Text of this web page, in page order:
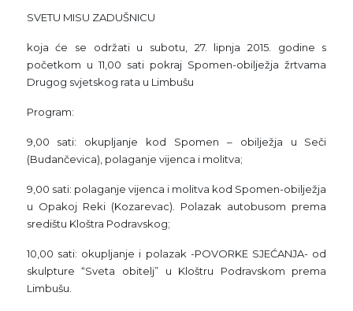
SVETU MISU ZADUŠNICU
koja će se održati u subotu, 27. lipnja 2015. godine s
početkom u 11,00 sati pokraj Spomen-obilježja žrtvama
Drugog svjetskog rata u Limbušu
Program:
9,00 sati: okupljanje kod Spomen – obilježja u Seči
(Budančevica), polaganje vijenca i molitva;
9,00 sati: polaganje vijenca i molitva kod Spomen-obilježja
u Opakoj Reki (Kozarevac). Polazak autobusom prema
središtu Kloštra Podravskog;
10,00 sati: okupljanje i polazak -POVORKE SJEĆANJA- od
skulpture “Sveta obitelj” u Kloštru Podravskom prema
Limbušu.